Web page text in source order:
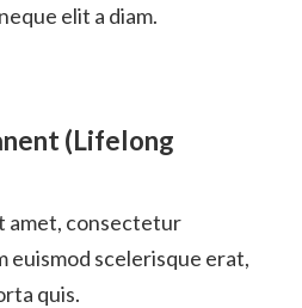
elit a diam.
(Lifelong
amet, consectetur
euismod scelerisque erat,
quis.